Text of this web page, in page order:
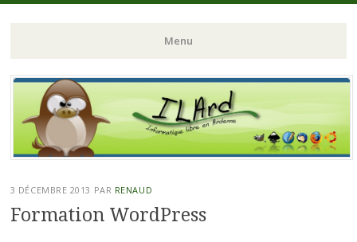
ILArd (Informatique
Libre en Ardenne)
Menu
Aller
contenu
principal
3 DÉCEMBRE 2013 PAR RENAUD
Formation WordPress